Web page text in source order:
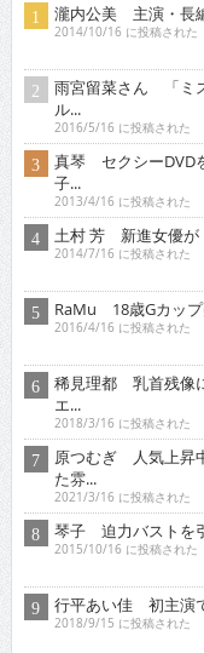
瀧内公美 主演・長
2014/10/16 に投稿された
雨宮留菜さん 「ミ
ル...
2016/5/16 に投稿された
真琴 セクシーDVD
子...
2013/4/16 に投稿された
土村 芳 新進女優が
2014/7/16 に投稿された
RaMu 18歳Gカップ
2016/4/16 に投稿された
稀見理都 乳首残像
エ...
2018/3/16 に投稿された
原つむぎ 人気上昇
た雰...
2021/3/16 に投稿された
琴子 迫力バストを
2015/10/16 に投稿された
行平あい佳 初主演
2018/9/15 に投稿された